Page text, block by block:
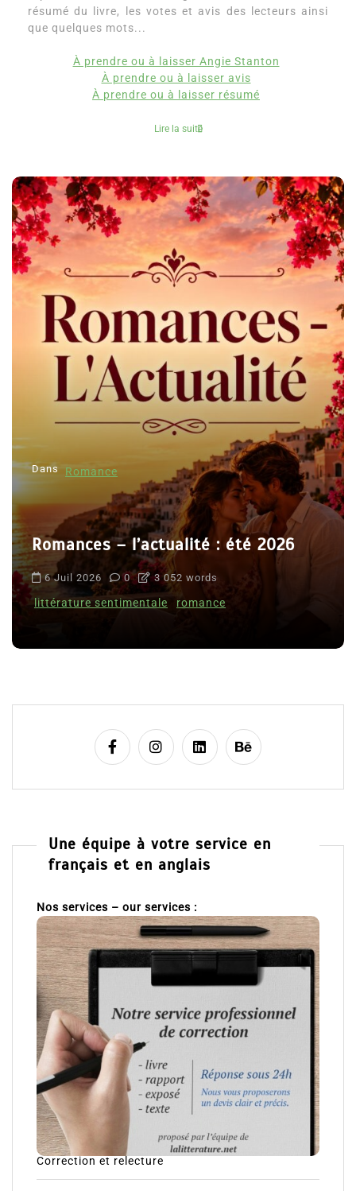
résumé du livre, les votes et avis des lecteurs ainsi
que quelques mots...
À prendre ou à laisser Angie Stanton
À prendre ou à laisser avis
À prendre ou à laisser résumé
Lire la suite
Dans Romance
Romances – l’actualité : été 2026
6 Juil 2026 0 3 052 words
littérature sentimentale romance
Une équipe à votre service en
français et en anglais
Nos services – our services :
Correction et relecture